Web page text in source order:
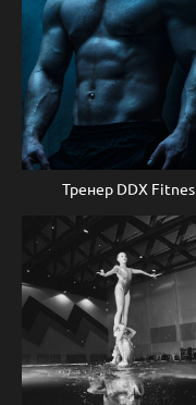
Тренер DDX Fitnes